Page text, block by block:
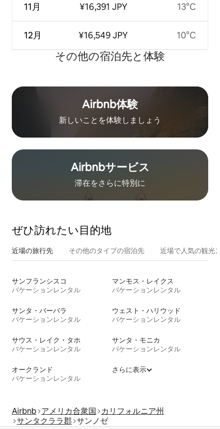
11月
12月
¥16,391 JPY
¥16,549 JPY
13°C
10°C
その他の宿⁠泊⁠先と体⁠験
Airbnb体験
新しいことを体験しましょう
Airbnb⁠サ⁠ー⁠ビ⁠ス
滞在をさ⁠ら⁠に特⁠別⁠に
ぜひ訪⁠れ⁠た⁠い目⁠的⁠地
近場の旅行先 その他のタ⁠イ⁠プ⁠の宿⁠泊⁠先 近場で人気の観光
サンフランシスコ
バケーションレンタル
マンモス・レイクス
バケーションレンタル
サンタ・バーバラ
バケーションレンタル
ウェスト・ハリウッド
バケーションレンタル
サウス・レイク・タホ
バケーションレンタル
サンタ・モニカ
バケーションレンタル
オークランド
バケーションレンタル
さらに表示
Airbnb アメリカ合衆国
カリフォルニア州
サンタクララ郡 サンノゼ